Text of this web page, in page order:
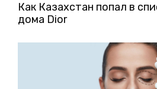
Как Казахстан попал в
дома Dior